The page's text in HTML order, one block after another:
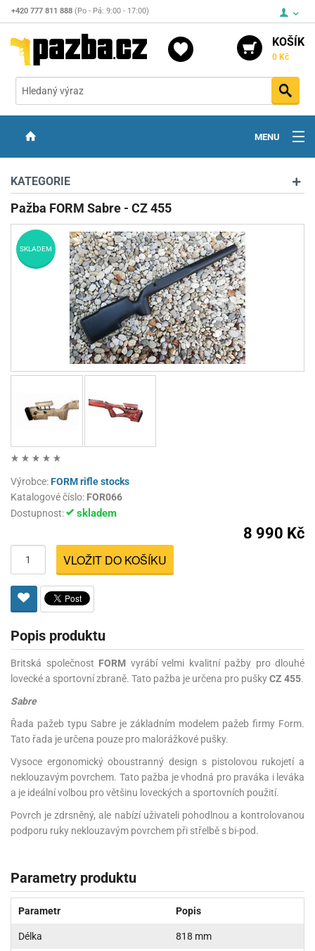
+420 777 811 888 (Po - Pá: 9:00 - 17:00)
KOŠÍK
0 Kč
MENU
OPTIKA
STŘELIVO
PŘÍSLUŠENSTVÍ
DETEKTORY KOVŮ
KONTAKTY
KATEGORIE
Pažba FORM Sabre - CZ 455
SKLADEM
Výrobce:FORM rifle stocks
Katalogové číslo: FOR066
Dostupnost:
skladem
8 990 Kč
VLOŽIT DO KOŠÍKU
Popis produktu
Britská společnost FORM vyrábí velmi kvalitní pažby pro dlouhé
lovecké a sportovní zbraně. Tato pažba je určena pro puškyCZ 455.
Sabre
Řada pažeb typu Sabre je základním modelem pažeb firmy Form.
Tato řada je určena pouze pro malorážkové pušky.
Vysoce ergonomický oboustranný design s pistolovou rukojetí a
neklouzavým povrchem. Tato pažba je vhodná pro praváka i leváka
a je ideální volbou pro většinu loveckých a sportovních použití.
Povrch je zdrsněný, ale nabízí uživateli pohodlnou a kontrolovanou
podporu ruky neklouzavým povrchem při střelbě s bi-pod.
Parametry produktu
Parametr Popis
Délka 818 mm